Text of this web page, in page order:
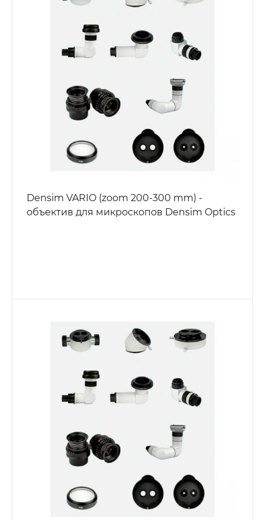
Densim VARIO (zoom 200-300 mm) -
объектив для микроскопов Densim Optics